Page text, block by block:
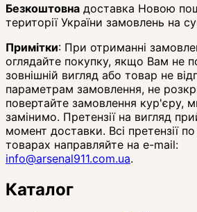
Безкоштовна доставка Новою
території України замовлень на
Примітки: При отриманні
оглядайте покупку, якщо Вам не
зовнішній вигляд або товар не
параметрам замовлення, не
повертайте замовлення кур'єру,
замінимо. Претензії на вигляд
момент доставки. Всі претензії
товарах направляйте на e-mail:
info@arsenal911.com.ua.
Каталог